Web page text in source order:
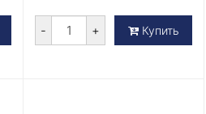
- + Купить